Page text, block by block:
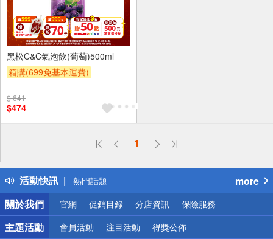
24入
黑松C&C氣泡飲(葡萄)500ml
箱購(699免基本運費)
贈OPENPOINT
滿額折
$ 641
$474
1
活動快訊
偏遠地區配送
得獎公告
熱門話題
銀行優惠
偏遠地區配送
詐騙網頁！請小心！
more
關於我們
官網 促銷目錄 分店資訊 保險服務
主題活動 會員活動 注目活動 得獎公佈